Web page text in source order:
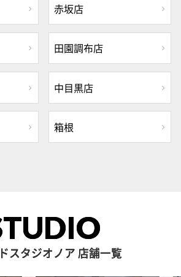
赤坂店
田園調布店
中目黒店
箱根
スタジオノア 店舗一覧